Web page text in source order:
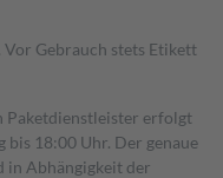
Gebrauch stets Etikett
Paketdienstleister erfolgt
bis 18:00 Uhr. Der genaue
in Abhängigkeit der